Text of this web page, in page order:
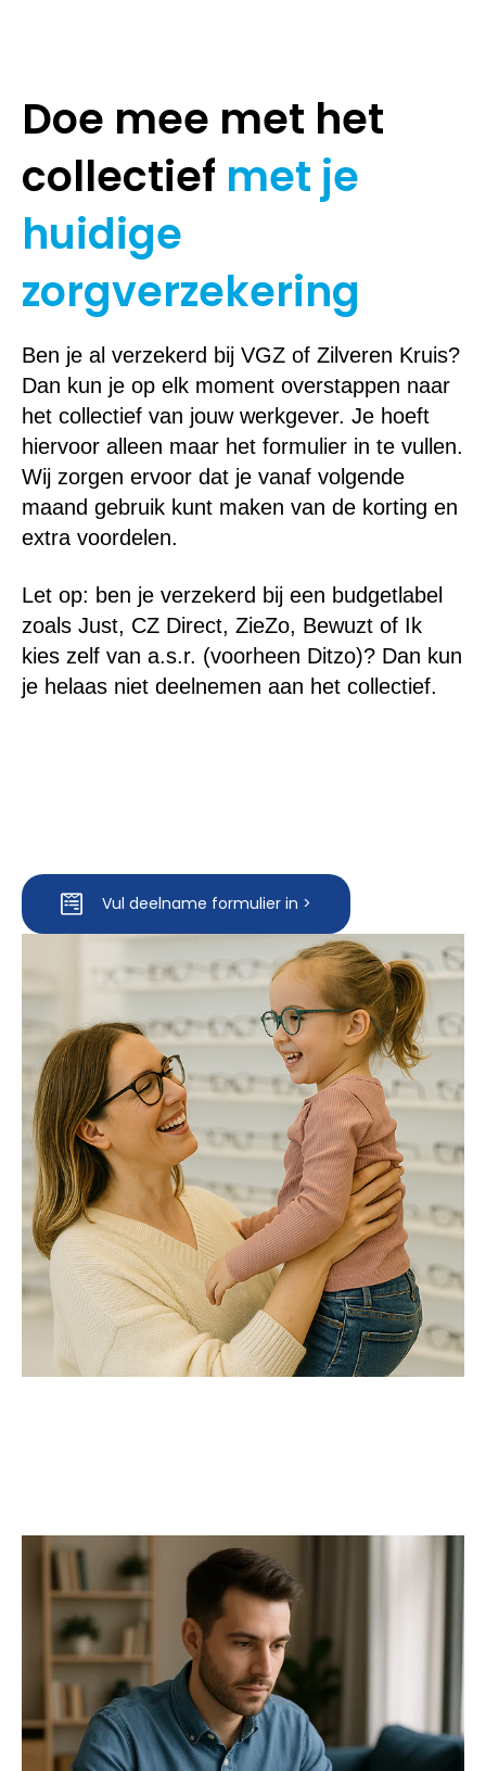
Doe mee met het
collectief met je
huidige
zorgverzekering
Ben je al verzekerd bij VGZ of Zilveren Kruis?
Dan kun je op elk moment overstappen naar
het collectief van jouw werkgever. Je hoeft
hiervoor alleen maar het formulier in te vullen.
Wij zorgen ervoor dat je vanaf volgende
maand gebruik kunt maken van de korting en
extra voordelen.
Let op: ben je verzekerd bij een budgetlabel
zoals Just, CZ Direct, ZieZo, Bewuzt of Ik
kies zelf van a.s.r. (voorheen Ditzo)? Dan kun
je helaas niet deelnemen aan het collectief.
Vul deelname formulier in >